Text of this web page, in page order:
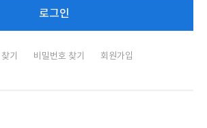
기 비밀번호 찾기 회원가입